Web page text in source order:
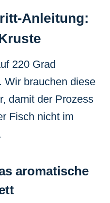
Anleitung:
220 Grad
Wir brauchen diese
damit der Prozess
Fisch nicht im
aromatische